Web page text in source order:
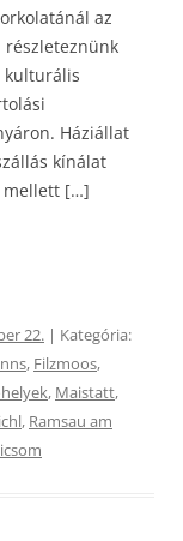
az
részleteznünk
kulturális
Háziállat
kínálat
mellett […]
22. | Kategória:
, Filzmoos,
, Maistatt,
, Ramsau am